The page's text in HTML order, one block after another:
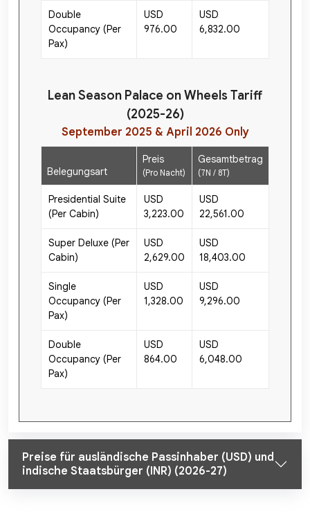
Double
Occupancy (Per
Pax)
USD
976.00
USD
6,832.00
Lean Season Palace on Wheels Tariff
(2025-26)
September 2025 & April 2026 Only
Belegungsart
Preis
(Pro Nacht)
Gesamtbetrag
(7N / 8T)
Presidential Suite
(Per Cabin)
USD
3,223.00
USD
22,561.00
Super Deluxe (Per
Cabin)
USD
2,629.00
USD
18,403.00
Single
Occupancy (Per
Pax)
USD
1,328.00
USD
9,296.00
Double
Occupancy (Per
Pax)
USD
864.00
USD
6,048.00
Preise für ausländische Passinhaber (USD) und
indische Staatsbürger (INR) (2026-27)